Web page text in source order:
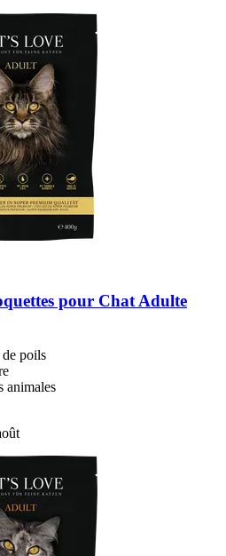
pour Chat Adulte
poils
animales